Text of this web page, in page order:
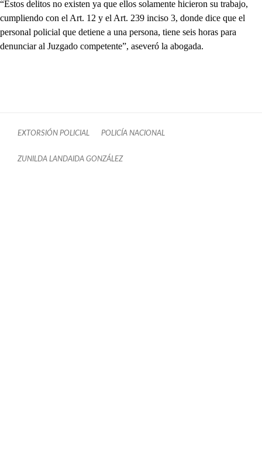
“Estos delitos no existen ya que ellos solamente hicieron su trabajo,
cumpliendo con el Art. 12 y el Art. 239 inciso 3, donde dice que el
personal policial que detiene a una persona, tiene seis horas para
denunciar al Juzgado competente”, aseveró la abogada.
EXTORSIÓN POLICIAL POLICÍA NACIONAL
ZUNILDA LANDAIDA GONZÁLEZ